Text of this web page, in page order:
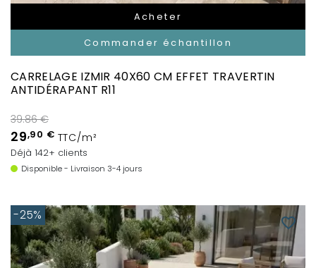
Acheter
Commander échantillon
CARRELAGE IZMIR 40X60 CM EFFET TRAVERTIN
ANTIDÉRAPANT R11
39.86 €
29,90 € TTC/m²
Déjà 142+ clients
Disponible - Livraison 3-4 jours
favorite_border
-25%